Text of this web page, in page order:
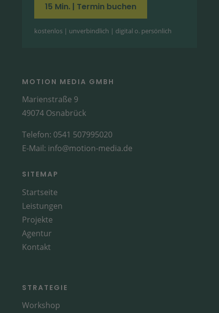
15 Min. | Termin buchen
kostenlos | unverbindlich | digital o. persönlich
MOTION MEDIA GMBH
Marienstraße 9
49074 Osnabrück
Telefon: 0541 507995020
E-Mail: info@motion-media.de
SITEMAP
Startseite
Leistungen
Projekte
Agentur
Kontakt
STRATEGIE
Workshop